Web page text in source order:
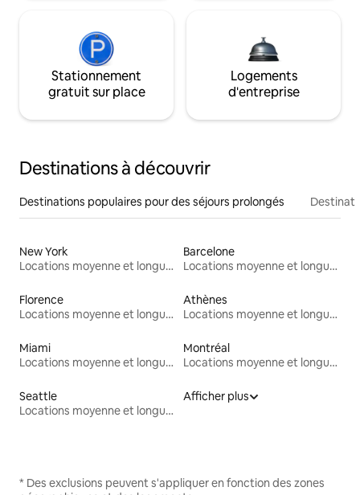
Stationnement
gratuit sur place
Logements
d'entreprise
Destinations à découvrir
Destinations populaires pour des séjours prolongés
New York
Locations moyenne et longue durée
Barcelone
Locations moyenne et longue durée
Florence
Locations moyenne et longue durée
Athènes
Locations moyenne et longue durée
Miami
Locations moyenne et longue durée
Montréal
Locations moyenne et longue durée
Seattle
Locations moyenne et longue durée
Afficher plus
* Des exclusions peuvent s'appliquer en fonction des zones